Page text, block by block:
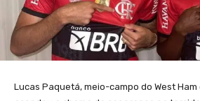
Lucas Paquetá, meio-campo do West